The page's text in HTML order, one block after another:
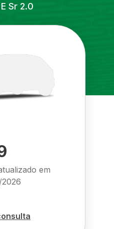
Sr 2.0
em